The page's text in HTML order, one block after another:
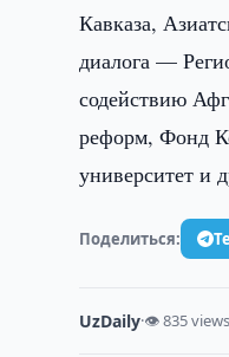
Кавказа,
диалога —
содействию
реформ, Фонд
университет и
Поделиться:
UzDaily·👁 835 views